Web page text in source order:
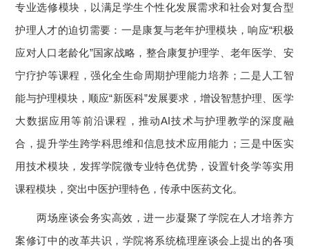
专业选修模块，以满足学生个性化发展需求和社会对复合型
护理人才的迫切需要：一是康复与老年护理模块，响应“积极
应对人口老龄化”国家战略，整合康复护理学、老年医学、安
宁疗护等课程，强化全生命周期护理能力培养；二是人工智
能与护理模块，顺应“新医科”发展要求，增设智慧护理、医学
大数据应用等前沿课程，推动AI技术与护理教学的深度融
合，提升学生跨学科思维和信息技术应用能力；三是中医实
用技术模块，发挥学院微专业特色优势，设置针灸学等实用
课程模块，突出中医护理特色，传承中医药文化。
两场座谈会务实高效，进一步凝聚了学院在人才培养方
案修订中的改革共识，学院将系统梳理座谈会上提出的各项